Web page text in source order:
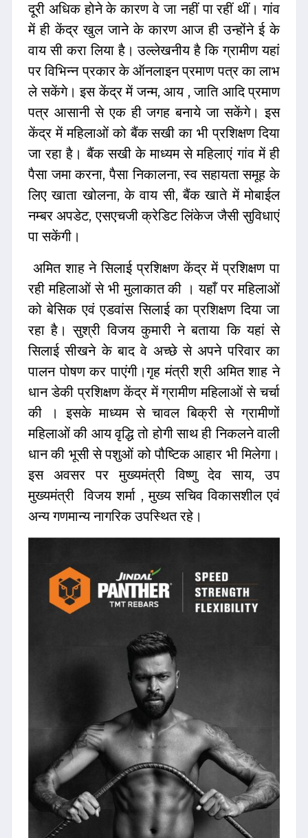
दूरी अधिक होने के कारण वे जा नहीं पा रहीं थीं। गांव
में ही केंद्र खुल जाने के कारण आज ही उन्होंने ई के
वाय सी करा लिया है। उल्लेखनीय है कि ग्रामीण यहां
पर विभिन्न प्रकार के ऑनलाइन प्रमाण पत्र का लाभ
ले सकेंगे। इस केंद्र में जन्म, आय , जाति आदि प्रमाण
पत्र आसानी से एक ही जगह बनाये जा सकेंगे। इस
केंद्र में महिलाओं को बैंक सखी का भी प्रशिक्षण दिया
जा रहा है। बैंक सखी के माध्यम से महिलाएं गांव में ही
पैसा जमा करना, पैसा निकालना, स्व सहायता समूह के
लिए खाता खोलना, के वाय सी, बैंक खाते में मोबाईल
नम्बर अपडेट, एसएचजी क्रेडिट लिंकेज जैसी सुविधाएं
पा सकेंगी।
अमित शाह ने सिलाई प्रशिक्षण केंद्र में प्रशिक्षण पा
रही महिलाओं से भी मुलाकात की । यहाँ पर महिलाओं
को बेसिक एवं एडवांस सिलाई का प्रशिक्षण दिया जा
रहा है। सुश्री विजय कुमारी ने बताया कि यहां से
सिलाई सीखने के बाद वे अच्छे से अपने परिवार का
पालन पोषण कर पाएंगी।गृह मंत्री श्री अमित शाह ने
धान डेकी प्रशिक्षण केंद्र में ग्रामीण महिलाओं से चर्चा
की । इसके माध्यम से चावल बिक्री से ग्रामीणों
महिलाओं की आय वृद्धि तो होगी साथ ही निकलने वाली
धान की भूसी से पशुओं को पौष्टिक आहार भी मिलेगा।
इस अवसर पर मुख्यमंत्री विष्णु देव साय, उप
मुख्यमंत्री विजय शर्मा , मुख्य सचिव विकासशील एवं
अन्य गणमान्य नागरिक उपस्थित रहे।